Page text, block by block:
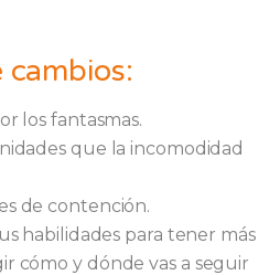
cambios:
los fantasmas.
que la incomodidad
de contención.
habilidades para tener más
cómo y dónde vas a seguir